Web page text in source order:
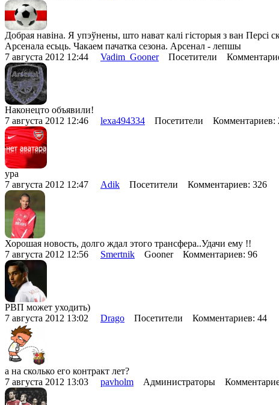
Добрая навіна. Я упэўнены, што нават калі гісторыя з ван
Арсенала есьць. Чакаем пачатка сезона. Арсенал - лепшы
7 августа 2012 12:44 Vadim_GoonerПосетители
Наконецто объявили!
7 августа 2012 12:46 lexa494334 Посетители Комментариев:
ура
7 августа 2012 12:47 Adik Посетители Комментариев: 326
Хорошая новость, долго ждал этого трансфера..Удачи ему !!
7 августа 2012 12:56 Smertnik Gooner Комментариев: 96
РВП может уходить)
7 августа 2012 13:02 Drago Посетители Комментариев: 44
а на сколько его контракт лет?
7 августа 2012 13:03 pavholm Администраторы